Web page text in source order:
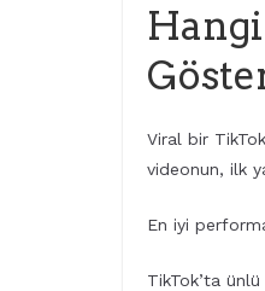
Viral bir
videonun, ilk
En iyi
TikTok’ta